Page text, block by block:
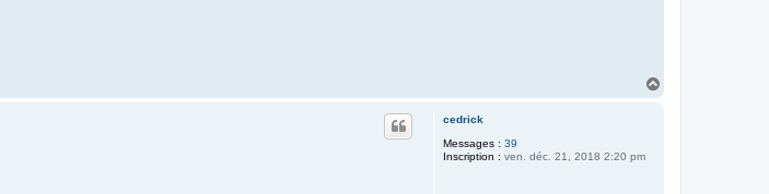
cedrick
Messages : 39
Inscription : ven. déc. 21, 2018 2:20 pm